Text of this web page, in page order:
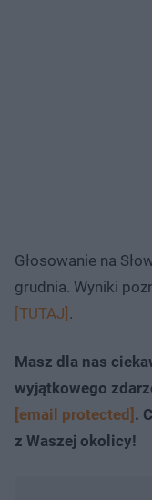
Głosowanie na
grudnia. Wyniki
[TUTAJ] .
Masz dla nas
wyjątkowego
[email protected] .
z Waszej okolicy!